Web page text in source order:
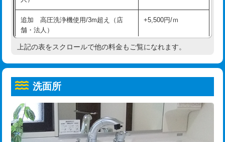
コンクリート斫り（厚さ10㎝超え）
モルタル補修（厚さ10㎝まで） 27,500円
モルタル補修（厚さ10㎝超え） 38,500円
洗面台設置 38,500円
追加人工
廃棄・処分 現場見積
※給水管工事は20mmまでの価格です。
給水管工事※（ホール加工)
給水管工事※（バンド止め) 3,300円
給水管工事※（支持金具設置) 5,500円
給水管工事※（保温材使用（バンド止
め込み）)
5,500円
給水管工事※（土の掘削・埋め戻し作
業)
11,000円
給水管工事※（塩ビ管（VP・HI）使
用/3ｍまで)
33,000円
追加 高圧洗浄機使用/3m超え（店
舗・法人）
+5,500円/ｍ
高度高圧洗浄換 現地調査
トーラー機使用/3mまで
追加トーラー機使用/3m超え +3,300円
カメラ調査 33,000円
上記の表をスクロールで他の料金もご覧になれます。
洗面所